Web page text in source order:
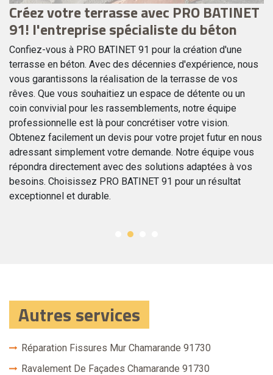
Créez votre terrasse avec PRO BATINET
91! l'entreprise spécialiste du béton
Confiez-vous à PRO BATINET 91 pour la création d'une
terrasse en béton. Avec des décennies d'expérience, nous
vous garantissons la réalisation de la terrasse de vos
rêves. Que vous souhaitiez un espace de détente ou un
coin convivial pour les rassemblements, notre équipe
professionnelle est là pour concrétiser votre vision.
Obtenez facilement un devis pour votre projet futur en nous
adressant simplement votre demande. Notre équipe vous
répondra directement avec des solutions adaptées à vos
besoins. Choisissez PRO BATINET 91 pour un résultat
exceptionnel et durable.
Autres services
Réparation Fissures Mur Chamarande 91730
Ravalement De Façades Chamarande 91730